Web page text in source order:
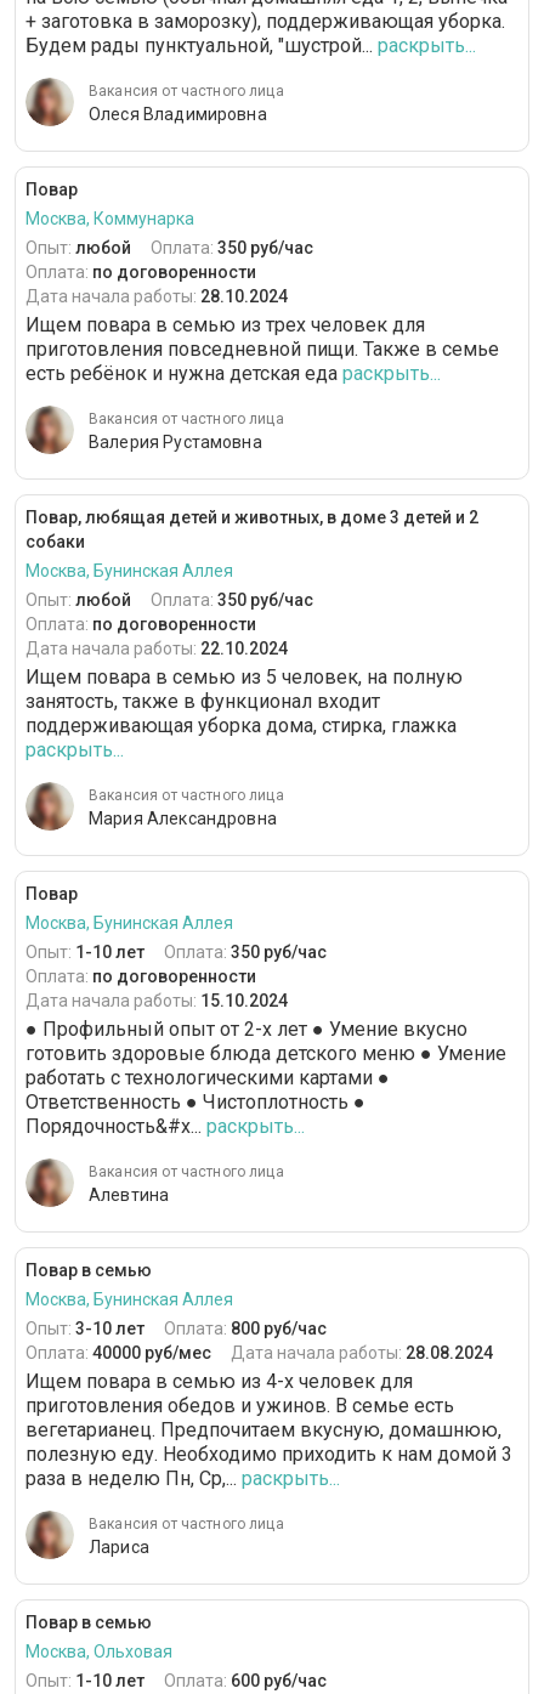
+ заготовка в заморозку), поддерживающая уборка.
Будем рады пунктуальной, "шустрой... раскрыть...
Вакансия от частного лица
Олеся Владимировна
Повар
Москва, Коммунарка
Опыт: любой Оплата: 350 руб/час
Оплата: по договоренности
Дата начала работы: 28.10.2024
Ищем повара в семью из трех человек для
приготовления повседневной пищи. Также в семье
есть ребёнок и нужна детская еда раскрыть...
Вакансия от частного лица
Валерия Рустамовна
Повар, любящая детей и животных, в доме 3 детей и 2
собаки
Москва, Бунинская Аллея
Опыт: любой Оплата: 350 руб/час
Оплата: по договоренности
Дата начала работы: 22.10.2024
Ищем повара в семью из 5 человек, на полную
занятость, также в функционал входит
поддерживающая уборка дома, стирка, глажка
раскрыть...
Вакансия от частного лица
Мария Александровна
Повар
Москва, Бунинская Аллея
Опыт: 1-10 лет Оплата: 350 руб/час
Оплата: по договоренности
Дата начала работы: 15.10.2024
● Профильный опыт от 2-х лет ● Умение вкусно
готовить здоровые блюда детского меню ● Умение
работать с технологическими картами ●
Ответственность ● Чистоплотность ●
Порядочность&#x... раскрыть...
Вакансия от частного лица
Алевтина
Повар в семью
Москва, Бунинская Аллея
Опыт: 3-10 лет Оплата: 800 руб/час
Оплата: 40000 руб/мес Дата начала работы: 28.08.2024
Ищем повара в семью из 4-х человек для
приготовления обедов и ужинов. В семье есть
вегетарианец. Предпочитаем вкусную, домашнюю,
полезную еду. Необходимо приходить к нам домой 3
раза в неделю Пн, Ср,... раскрыть...
Вакансия от частного лица
Лариса
Повар в семью
Москва, Ольховая
Опыт: 1-10 лет Оплата: 600 руб/час